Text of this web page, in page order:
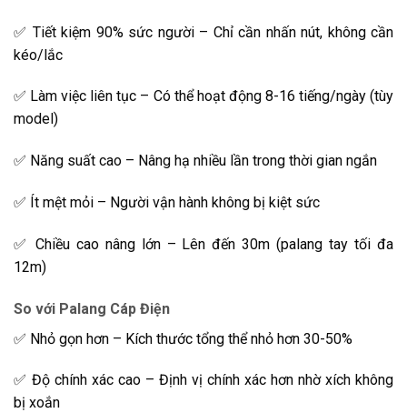
✅ Tiết kiệm 90% sức người – Chỉ cần nhấn nút, không cần
kéo/lắc
✅ Làm việc liên tục – Có thể hoạt động 8-16 tiếng/ngày (tùy
model)
✅ Năng suất cao – Nâng hạ nhiều lần trong thời gian ngắn
✅ Ít mệt mỏi – Người vận hành không bị kiệt sức
✅ Chiều cao nâng lớn – Lên đến 30m (palang tay tối đa
12m)
So với Palang Cáp Điện
✅ Nhỏ gọn hơn – Kích thước tổng thể nhỏ hơn 30-50%
✅ Độ chính xác cao – Định vị chính xác hơn nhờ xích không
bị xoắn